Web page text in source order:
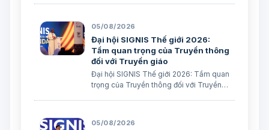
05/08/2026
Đại hội SIGNIS Thế giới 2026:
Tầm quan trọng của Truyền thông
đối với Truyền giáo
Đại hội SIGNIS Thế giới 2026: Tầm quan
trọng của Truyền thông đối với Truyền
05/08/2026